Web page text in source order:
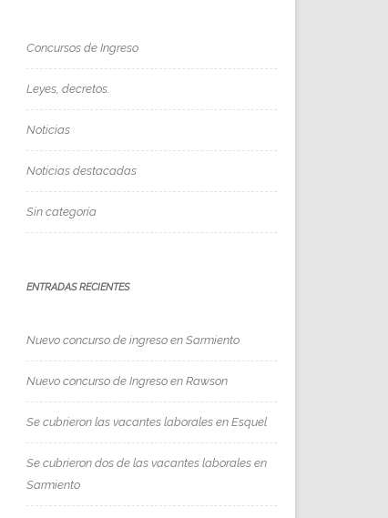
Concursos de Ingreso
Leyes, decretos.
Noticias
Noticias destacadas
Sin categoría
ENTRADAS RECIENTES
Nuevo concurso de ingreso en Sarmiento
Nuevo concurso de Ingreso en Rawson
Se cubrieron las vacantes laborales en Esquel
Se cubrieron dos de las vacantes laborales en
Sarmiento